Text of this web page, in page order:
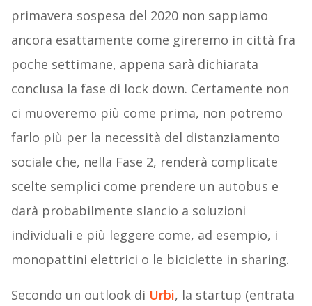
primavera sospesa del 2020 non sappiamo
ancora esattamente come gireremo in città fra
poche settimane, appena sarà dichiarata
conclusa la fase di lock down. Certamente non
ci muoveremo più come prima, non potremo
farlo più per la necessità del distanziamento
sociale che, nella Fase 2, renderà complicate
scelte semplici come prendere un autobus e
darà probabilmente slancio a soluzioni
individuali e più leggere come, ad esempio, i
monopattini elettrici o le biciclette in sharing.
Secondo un outlook di Urbi, la startup (entrata